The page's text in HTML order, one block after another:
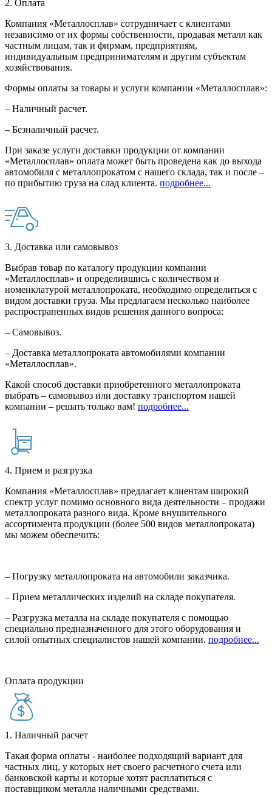
2. Оплата
Компания «Металлосплав» сотрудничает с клиентами
независимо от их формы собственности, продавая металл как
частным лицам, так и фирмам, предприятиям,
индивидуальным предпринимателям и другим субъектам
хозяйствования.
Формы оплаты за товары и услуги компании «Металлосплав»:
– Наличный расчет.
– Безналичный расчет.
При заказе услуги доставки продукции от компании
«Металлосплав» оплата может быть проведена как до выхода
автомобиля с металлопрокатом с нашего склада, так и после –
по прибытию груза на слад клиента. подробнее...
3. Доставка или самовывоз
Выбрав товар по каталогу продукции компании
«Металлосплав» и определившись с количеством и
номенклатурой металлопроката, необходимо определиться с
видом доставки груза. Мы предлагаем несколько наиболее
распространенных видов решения данного вопроса:
– Самовывоз.
– Доставка металлопроката автомобилями компании
«Металлосплав».
Какой способ доставки приобретенного металлопроката
выбрать – самовывоз или доставку транспортом нашей
компании – решать только вам! подробнее...
4. Прием и разгрузка
Компания «Металлосплав» предлагает клиентам широкий
спектр услуг помимо основного вида деятельности – продажи
металлопроката разного вида. Кроме внушительного
ассортимента продукции (более 500 видов металлопроката)
мы можем обеспечить:
– Погрузку металлопроката на автомобили заказчика.
– Прием металлических изделий на складе покупателя.
– Разгрузка металла на складе покупателя с помощью
специально предназначенного для этого оборудования и
силой опытных специалистов нашей компании. подробнее...
Оплата продукции
1. Наличный расчет
Такая форма оплаты - наиболее подходящий вариант для
частных лиц, у которых нет своего расчетного счета или
банковской карты и которые хотят расплатиться с
поставщиком металла наличными средствами.